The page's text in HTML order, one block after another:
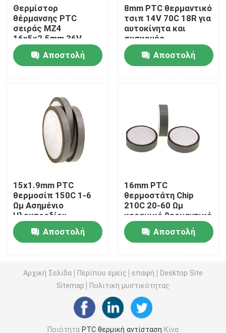
Επικοινωνήστε μαζί μας
Ειδήσεις
Υποθέσεις
PTC θερμική αντίσταση
Τσιπ θέρμανσης PTC
Θερμοστήρας NTC
Θερμική αντίσταση SMD NTC
Θερμοστήρας NTC ισχύος
Varistor μεταλλικών οξειδίων
SMD Varistor
Θερμίστορ
θέρμανσης PTC
σειράς MZ4
16x5x2.5mm 36V
235C για Εφαρμογές
ΑυτοκινήτωνΑποστολή
8mm PTC θερμαντικό
τσιπ 14V 70C 18R για
αυτοκίνητα και
συσκευές
Αποστολή
15x1.9mm PTC
θερμοσίπ 150C 1-6
Ωμ Ασημένιο
Ηλεκτροδίου
Θερμοστήρα
Αποστολή
16mm PTC
θερμοστάτη Chip
210C 20-60 Ωμ
κεραμικό θερμαντικό
στοιχείο
Αποστολή
Αρχική Σελίδα Περίπου εμείς επαφή
Desktop Site
Sitemap
Πολιτική μυστικότητας
Ποιότητα PTC θερμική αντίσταση Κίνα